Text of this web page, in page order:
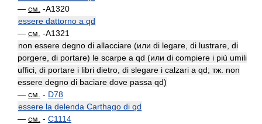
— см. -A1320
essere dattorno a qd
— см. -A1321
non essere degno di allacciare (или di legare, di lustrare, di
porgere, di portare) le scarpe a qd (или di compiere i più umili
uffici, di portare i libri dietro, di slegare i calzari a qd; тж. non
essere degno di baciare dove passa qd)
— см. - D78
essere la delenda Carthago di qd
— см. - C1114